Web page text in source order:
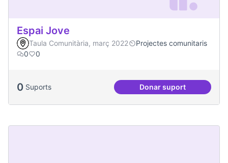
Espai Jove
Taula Comunitària, març 2022
Projectes comunitaris
0
0
0 Suports Donar suport
Espai Jove